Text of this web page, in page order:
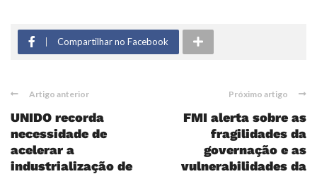
Compartilhar no Facebook
Artigo anterior
UNIDO recorda
necessidade de
acelerar a
industrialização de
Próximo artigo
FMI alerta sobre as
fragilidades da
governação e as
vulnerabilidades da